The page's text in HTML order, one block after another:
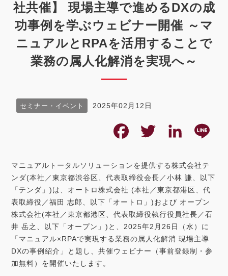
社共催】 現場主導で進めるDXの成
功事例を学ぶウェビナー開催 ～マ
ニュアルとRPAを活用することで
業務の属人化解消を実現へ～
セミナー・イベント 2025年02月12日
c
e
b
o
i
t
t
e
r
n
k
e
d
I
マニュアルトータルソリューションを提供する株式会社テ
ンダ(本社／東京都渋谷区、代表取締役会長／小林 謙、以下
「テンダ」)は、オートロ株式会社 (本社／東京都港区、代
表取締役／福田 志郎、以下「オートロ」)および オープン
株式会社(本社／東京都港区、代表取締役執行役員社長／石
井 岳之、以下「オープン」)と、2025年2月26日（水）に
「マニュアル×RPAで実現する業務の属人化解消 現場主導
DXの事例紹介」と題し、共催ウェビナー（事前登録制・参
加無料）を開催いたします。